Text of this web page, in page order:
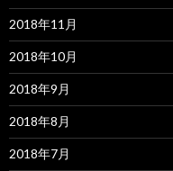
2018年11月
2018年10月
2018年9月
2018年8月
2018年7月